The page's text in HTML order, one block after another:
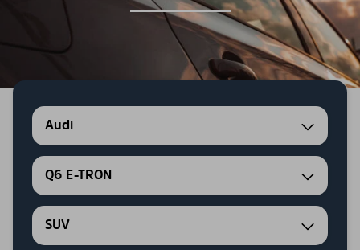
Audi
Q6 E-TRON
SUV